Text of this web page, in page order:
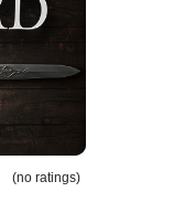
(no ratings)